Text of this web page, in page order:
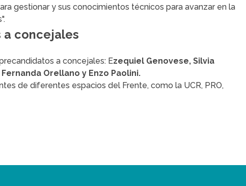
gestionar y sus conocimientos técnicos para avanzar en la
a concejales
a concejales: Ezequiel Genovese, Silvia
Orellano y Enzo Paolini.
de diferentes espacios del Frente, como la UCR, PRO,